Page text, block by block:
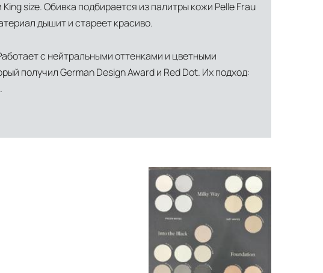
size. Обивка подбирается из палитры кожи Pelle Frau
дышит и стареет красиво.
с нейтральными оттенками и цветными
получил German Design Award и Red Dot. Их подход: